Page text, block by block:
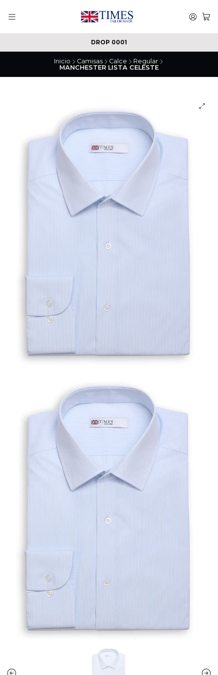
DROP 0001
Inicio Camisas Calce
Regular
MANCHESTER LISTA CELESTE